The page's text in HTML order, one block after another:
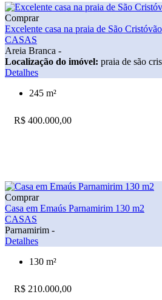
Comprar
Excelente casa na praia de São Cristóvão
CASAS
Areia Branca -
Localização do imóvel: praia de são
Detalhes
245 m²
R$ 400.000,00
Comprar
Casa em Emaús Parnamirim 130 m2
CASAS
Parnamirim -
Detalhes
130 m²
R$ 210.000,00